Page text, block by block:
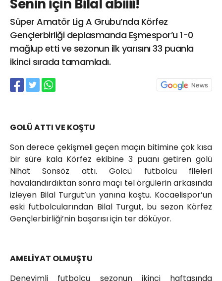
Senin için Bilal abiiii!
Süper Amatör Lig A Grubu’nda Körfez
Gençlerbirliği deplasmanda Eşmespor’u 1-0
mağlup etti ve sezonun ilk yarısını 33 puanla
ikinci sırada tamamladı.
GOLÜ ATTI VE KOŞTU
Son derece çekişmeli geçen maçın bitimine çok kısa
bir süre kala Körfez ekibine 3 puanı getiren golü
Nihat Sonsöz attı. Golcü futbolcu fileleri
havalandırdıktan sonra maçı tel örgülerin arkasında
izleyen Bilal Turgut’un yanına koştu. Kocaelispor’un
eski futbolcularından Bilal Turgut, bu sezon Körfez
Gençlerbirliği’nin başarısı için ter döküyor.
AMELİYAT OLMUŞTU
Deneyimli futbolcu sezonun ikinci haftasında
info@spor41.com